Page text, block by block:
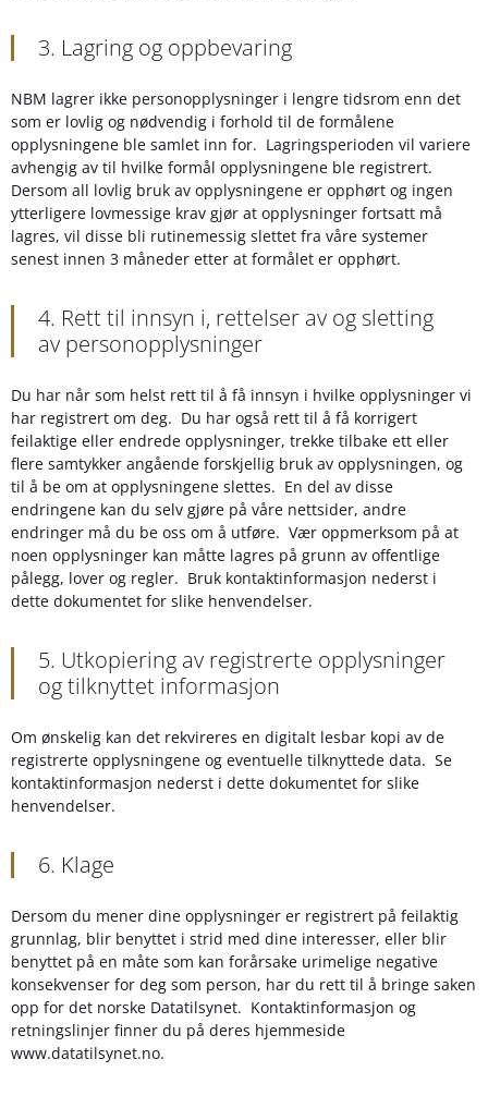
3. Lagring og oppbevaring
NBM lagrer ikke personopplysninger i lengre tidsrom enn det
som er lovlig og nødvendig i forhold til de formålene
opplysningene ble samlet inn for. Lagringsperioden vil variere
avhengig av til hvilke formål opplysningene ble registrert.
Dersom all lovlig bruk av opplysningene er opphørt og ingen
ytterligere lovmessige krav gjør at opplysninger fortsatt må
lagres, vil disse bli rutinemessig slettet fra våre systemer
senest innen 3 måneder etter at formålet er opphørt.
4. Rett til innsyn i, rettelser av og sletting
av personopplysninger
Du har når som helst rett til å få innsyn i hvilke opplysninger vi
har registrert om deg. Du har også rett til å få korrigert
feilaktige eller endrede opplysninger, trekke tilbake ett eller
flere samtykker angående forskjellig bruk av opplysningen, og
til å be om at opplysningene slettes. En del av disse
endringene kan du selv gjøre på våre nettsider, andre
endringer må du be oss om å utføre. Vær oppmerksom på at
noen opplysninger kan måtte lagres på grunn av offentlige
pålegg, lover og regler. Bruk kontaktinformasjon nederst i
dette dokumentet for slike henvendelser.
5. Utkopiering av registrerte opplysninger
og tilknyttet informasjon
Om ønskelig kan det rekvireres en digitalt lesbar kopi av de
registrerte opplysningene og eventuelle tilknyttede data. Se
kontaktinformasjon nederst i dette dokumentet for slike
henvendelser.
6. Klage
Dersom du mener dine opplysninger er registrert på feilaktig
grunnlag, blir benyttet i strid med dine interesser, eller blir
benyttet på en måte som kan forårsake urimelige negative
konsekvenser for deg som person, har du rett til å bringe saken
opp for det norske Datatilsynet. Kontaktinformasjon og
retningslinjer finner du på deres hjemmeside
www.datatilsynet.no.